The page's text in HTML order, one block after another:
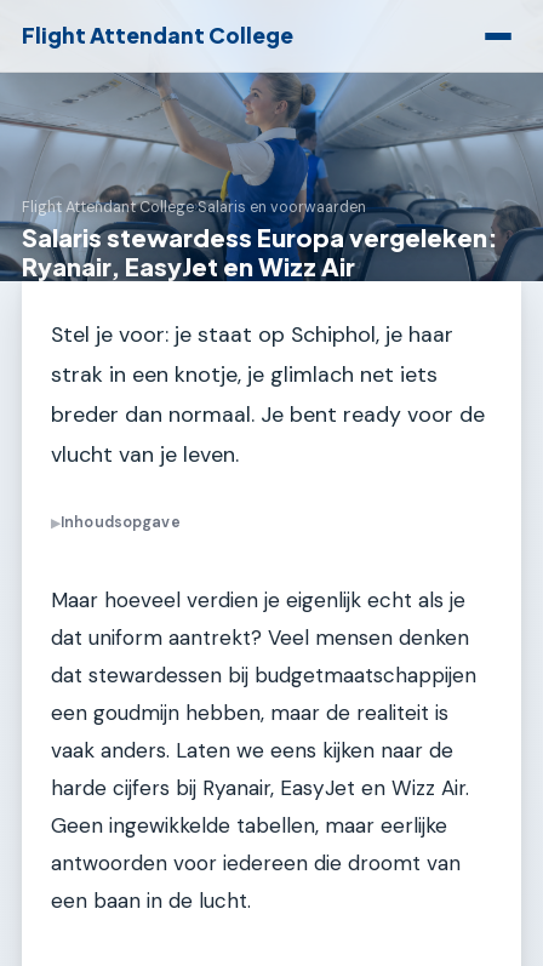
Flight Attendant College
Flight Attendant College›Salaris en voorwaarden
Salaris stewardess Europa vergeleken:
Ryanair, EasyJet en Wizz Air
Stel je voor: je staat op Schiphol, je haar
strak in een knotje, je glimlach net iets
breder dan normaal. Je bent ready voor de
vlucht van je leven.
▶Inhoudsopgave
Maar hoeveel verdien je eigenlijk echt als je
dat uniform aantrekt? Veel mensen denken
dat stewardessen bij budgetmaatschappijen
een goudmijn hebben, maar de realiteit is
vaak anders. Laten we eens kijken naar de
harde cijfers bij Ryanair, EasyJet en Wizz Air.
Geen ingewikkelde tabellen, maar eerlijke
antwoorden voor iedereen die droomt van
een baan in de lucht.